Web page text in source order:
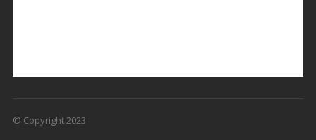
© Copyright 2023